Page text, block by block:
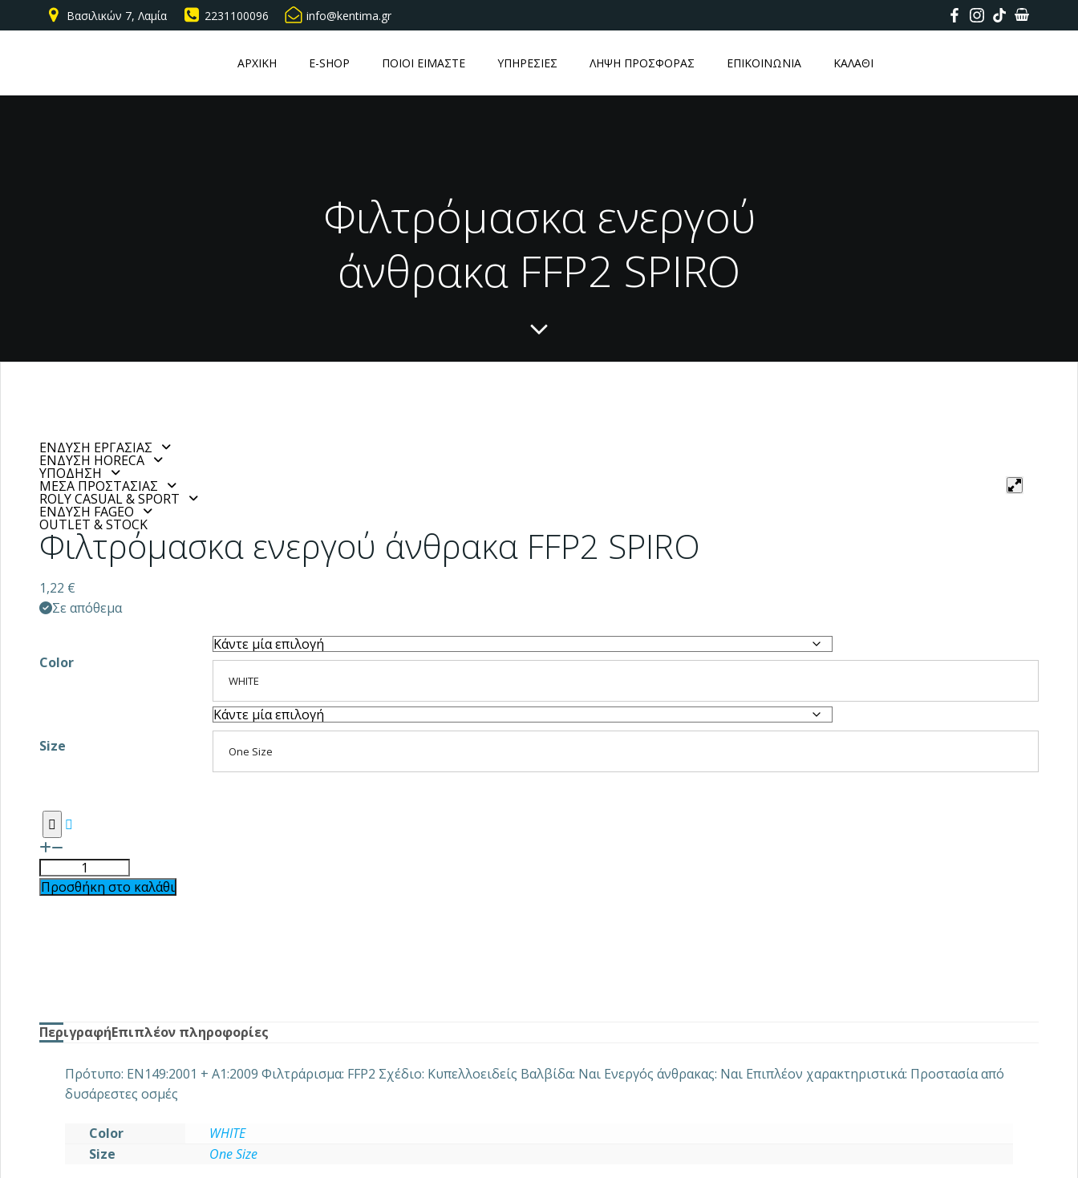
Βασιλικών 7, Λαμία 2231100096 info@kentima.gr
ΑΡΧΙΚΗ E-SHOP ΠΟΙΟΙ ΕΙΜΑΣΤΕ ΥΠΗΡΕΣΙΕΣ ΛΗΨΗ ΠΡΟΣΦΟΡΑΣ ΕΠΙΚΟΙΝΩΝΙΑ ΚΑΛΑΘΙ
Φιλτρόμασκα ενεργού
άνθρακα FFP2 SPIRO
ΕΝΔΥΣΗ ΕΡΓΑΣΙΑΣ
ΕΝΔΥΣΗ HORECA
ΥΠΟΔΗΣΗ
ΜΕΣΑ ΠΡΟΣΤΑΣΙΑΣ
ROLY CASUAL & SPORT
ΕΝΔΥΣΗ FAGEO
OUTLET & STOCK
Φιλτρόμασκα ενεργού άνθρακα FFP2 SPIRO
1,22 €
Σε απόθεμα
Color
WHITE
Size One Size
Προσθήκη στο καλάθι
ΠεριγραφήΕπιπλέον πληροφορίες
Πρότυπο: ΕΝ149:2001 + Α1:2009 Φιλτράρισμα: FFP2 Σχέδιο: Κυπελλοειδείς Βαλβίδα: Ναι Ενεργός άνθρακας: Ναι Επιπλέον χαρακτηριστικά: Προστασία από
δυσάρεστες οσμές
Color
WHITE
Size
One Size